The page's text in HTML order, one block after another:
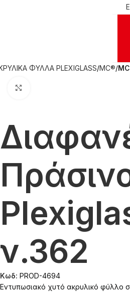
ΦΥΛΛΑ PLEXIGLASS MC®
ν.362
Κωδ: PROD-4694
Εντυπωσιακό χυτό ακρυλικό φύλλο